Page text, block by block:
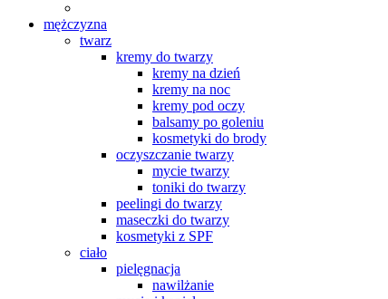
mężczyzna
twarz
kremy do twarzy
kremy na dzień
kremy na noc
kremy pod oczy
balsamy po goleniu
kosmetyki do brody
oczyszczanie twarzy
mycie twarzy
toniki do twarzy
peelingi do twarzy
maseczki do twarzy
kosmetyki z SPF
ciało
pielęgnacja
nawilżanie